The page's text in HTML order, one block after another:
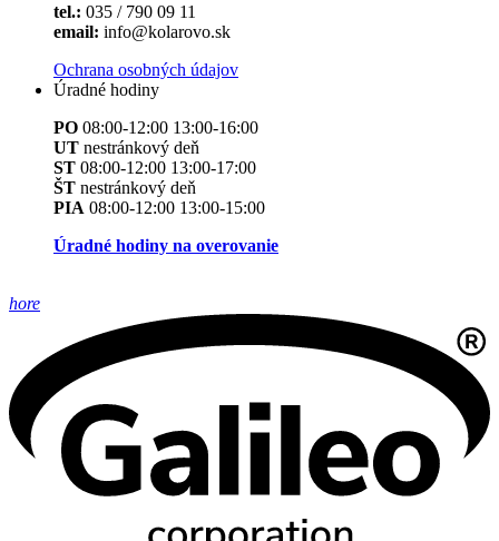
tel.: 035 / 790 09 11
email: info@kolarovo.sk
Ochrana osobných údajov
Úradné hodiny
PO 08:00-12:00 13:00-16:00
UT nestránkový deň
ST 08:00-12:00 13:00-17:00
ŠT nestránkový deň
PIA 08:00-12:00 13:00-15:00
Úradné hodiny na overovanie
hore